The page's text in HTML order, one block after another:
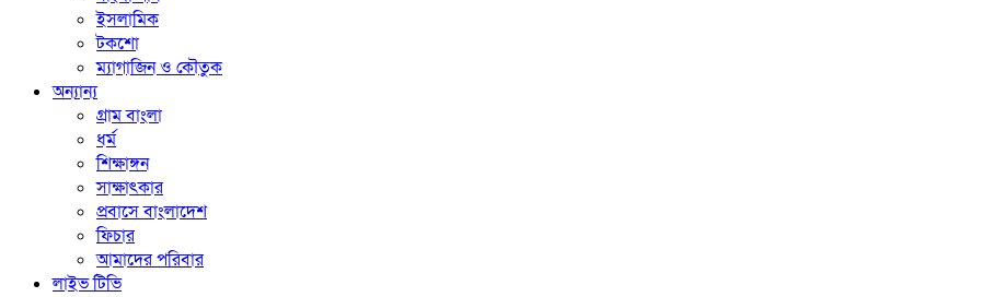
ইসলামিক
টকশো
ম্যাগাজিন ও কৌতুক
অন্যান্য
গ্রাম বাংলা
ধর্ম
শিক্ষাঙ্গন
সাক্ষাৎকার
প্রবাসে বাংলাদেশ
ফিচার
আমাদের পরিবার
লাইভ টিভি